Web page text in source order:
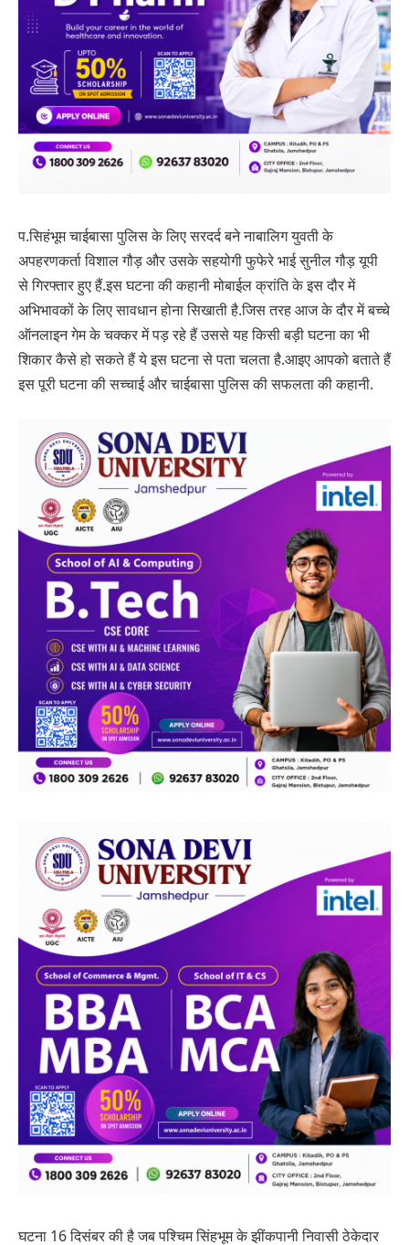
प.सिहंभूम चाईबासा पुलिस के लिए सरदर्द बने नाबालिग युवती के
अपहरणकर्ता विशाल गौड़ और उसके सहयोगी फुफेरे भाई सुनील गौड़ यूपी
से गिरफ्तार हुए हैं.इस घटना की कहानी मोबाईल क्रांति के इस दौर में
अभिभावकों के लिए सावधान होना सिखाती है.जिस तरह आज के दौर में बच्चे
ऑनलाइन गेम के चक्कर में पड़ रहे हैं उससे यह किसी बड़ी घटना का भी
शिकार कैसे हो सकते हैं ये इस घटना से पता चलता है.आइए आपको बताते हैं
इस पूरी घटना की सच्चाई और चाईबासा पुलिस की सफलता की कहानी.
घटना 16 दिसंबर की है जब पश्चिम सिंहभूम के झींकपानी निवासी ठेकेदार